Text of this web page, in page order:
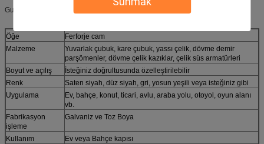
Gurur Detay Bilgileri:
Öğe
Ferforje cam
Malzeme
Yuvarlak çubuk, kare çubuk, yassı çelik, dövme demir
parşömenler, dövme çelik kazıklar, çelik süs armatürleri
Boyut ve açılış
İsteğiniz doğrultusunda özelleştirilebilir
Renk
Saten siyah, düz siyah, gri, yosun yeşili veya isteğiniz gibi
Uygulama
Ev, bahçe, konut, ticari, avlu, araba yolu, otoyol, oyun alanı
vb.
Fabrikasyon
işleme
Galvaniz ve Toz Boya
Kullanım
Ev veya Bahçe kapısı